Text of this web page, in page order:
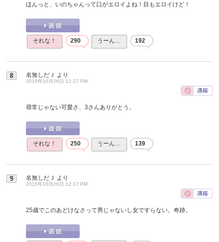
ほんっと、いのちゃんって口がエロイよね！目もエロイけど！
それな！ 290 うーん… 192
8 名無しだＪ より
2015年10月26日 12:17 PM
尋常じゃない可愛さ、3さんありがとう。
それな！ 250 うーん… 139
9 名無しだＪ より
2015年10月26日 12:17 PM
25歳でこのあどけなさって男じゃないし女ですらない。奇跡。